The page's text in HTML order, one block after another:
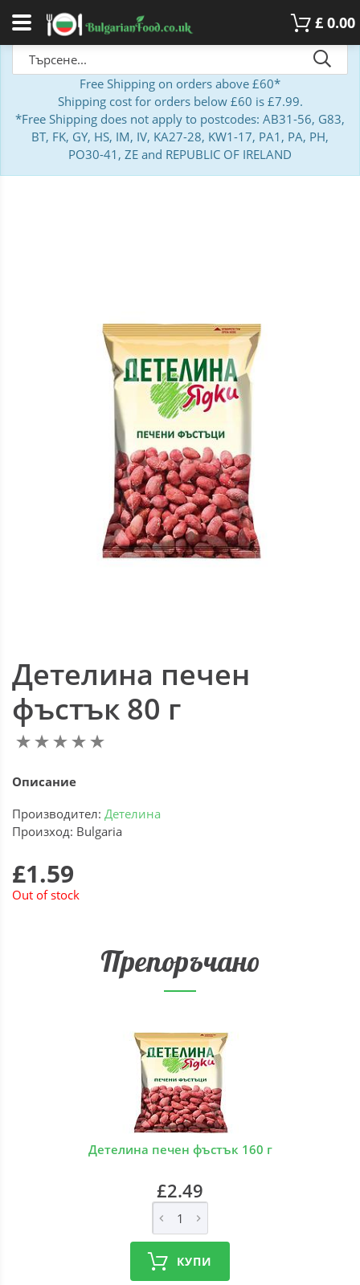
£ 0.00
Free Shipping on orders above £60*
Shipping cost for orders below £60 is £7.99.
*Free Shipping does not apply to postcodes: AB31-56, G83,
BT, FK, GY, HS, IM, IV, KA27-28, KW1-17, PA1, PA, PH,
PO30-41, ZE and REPUBLIC OF IRELAND
Детелина печен
фъстък 80 г
Описание
Производител: Детелина
Произход: Bulgaria
£1.59
Out of stock
Препоръчано
Детелина печен фъстък 160 г
£2.49
КУПИ